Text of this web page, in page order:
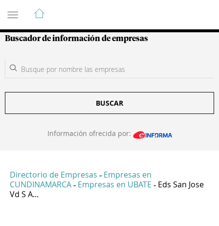
Guía de Empresas Colombianas
Buscador de información de empresas
BUSCAR
Información ofrecida por:
Directorio de Empresas - Empresas en
CUNDINAMARCA - Empresas en UBATE - Eds San Jose
Vd S A...